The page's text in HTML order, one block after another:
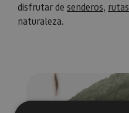
disfrutar de senderos, rutas
naturaleza.